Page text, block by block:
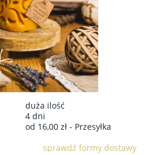
duża ilość
4 dni
od 16,00 zł - Przesyłka
kosztów płatności
sprawdź formy dostawy